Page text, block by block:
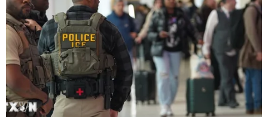
Nhận định Philippines vs
Thái Lan: Madam Pang treo thưởng
tiền tỷ, "Voi chiến" quyết thắng
04/08/2026 09:19
Đội tuyển Việt Nam nhận
thưởng 2 tỷ đồng sau thắng lợi trước